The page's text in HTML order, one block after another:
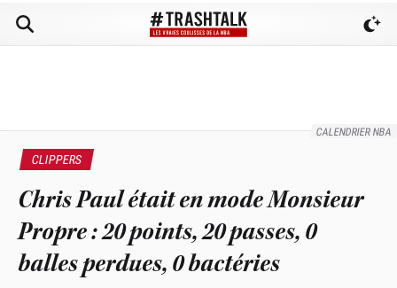
CALENDRIER NBA
CLIPPERS
Chris Paul était en mode Monsieur
Propre : 20 points, 20 passes, 0
balles perdues, 0 bactéries